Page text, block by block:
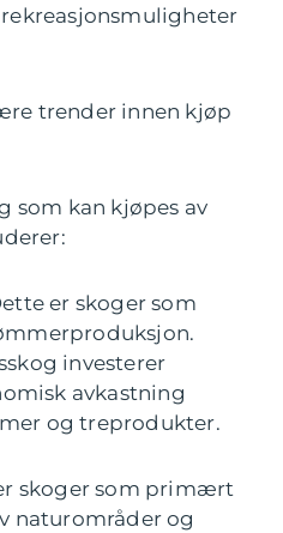
trender innen kjøp
som kan kjøpes av
er skoger som
investerer
avkastning
og treprodukter.
skoger som primært
naturområder og